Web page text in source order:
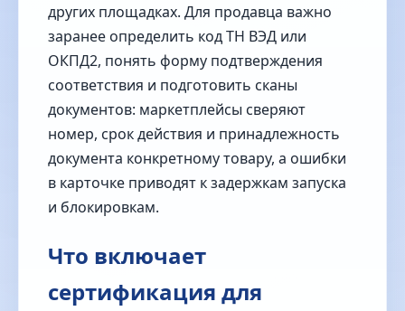
других площадках. Для продавца важно
заранее определить код ТН ВЭД или
ОКПД2, понять форму подтверждения
соответствия и подготовить сканы
документов: маркетплейсы сверяют
номер, срок действия и принадлежность
документа конкретному товару, а ошибки
в карточке приводят к задержкам запуска
и блокировкам.
Что включает
сертификация для